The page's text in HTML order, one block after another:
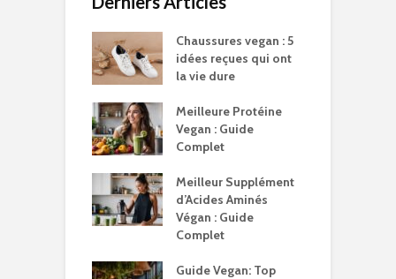
Chaussures vegan : 5
idées reçues qui ont
la vie dure
Meilleure Protéine
Vegan : Guide
Complet
Meilleur Supplément
d’Acides Aminés
Végan : Guide
Complet
Guide Vegan: Top